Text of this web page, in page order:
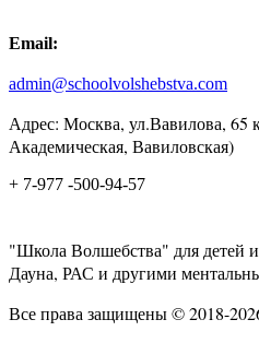
Email:
admin@schoolvolshebstva.com
Адрес: Москва, ул.Вавилова, 65
Академическая, Вавиловская)
+ 7-977 -500-94-57
"Школа Волшебства" для детей
Дауна, РАС и другими
Все права защищены © 2018-